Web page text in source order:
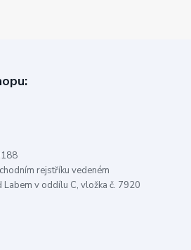
rejstříku vedeném
Labem v oddílu C, vložka č. 7920